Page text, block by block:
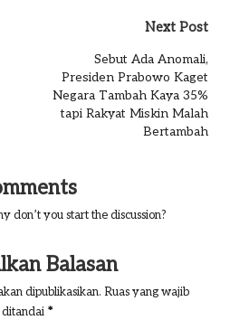
Next Post
Sebut Ada Anomali,
Presiden Prabowo Kaget
Negara Tambah Kaya 35%
tapi Rakyat Miskin Malah
Bertambah
don’t you start the discussion?
Balasan
dipublikasikan. Ruas yang wajib
ditandai *